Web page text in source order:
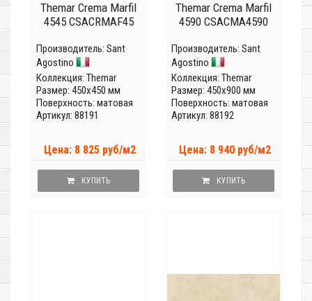
Themar Crema Marfil
4545 CSACRMAF45
Производитель: Sant
Agostino
Коллекция: Themar
Размер: 450x450 мм
Поверхность: матовая
Артикул: 88191
Цена: 8 825 руб/м2
КУПИТЬ
Themar Crema Marfil
4590 CSACMA4590
Производитель: Sant
Agostino
Коллекция: Themar
Размер: 450x900 мм
Поверхность: матовая
Артикул: 88192
Цена: 8 940 руб/м2
КУПИТЬ